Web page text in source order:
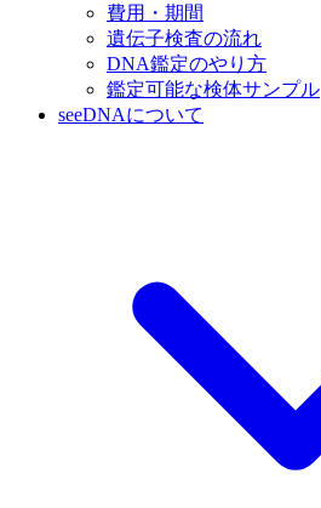
費用・期間
遺伝子検査の流れ
DNA鑑定のやり方
鑑定可能な検体サンプル
seeDNAについて